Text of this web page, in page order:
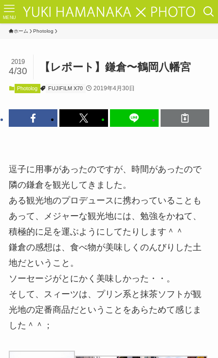
MENU
ホーム Photolog
【レポート】鎌倉〜鶴岡八幡宮
2019
4/30
Photolog FUJIFILM X70 2019年4月30日
逗子に用事があったのですが、時間があったので
隣の鎌倉を観光してきました。
ある観光地のプロデュースに携わっていることも
あって、メジャーな観光地には、勉強をかねて、
積極的に足を運ぶようにしてたりします＾＾
鎌倉の感想は、食べ物が美味しくのんびりした土
地だということ。
ソーセージがとにかく美味しかった・・。
そして、スィーツは、プリン系と抹茶ソフトが観
光地の定番商品だということをあらためて感じま
した＾＾；